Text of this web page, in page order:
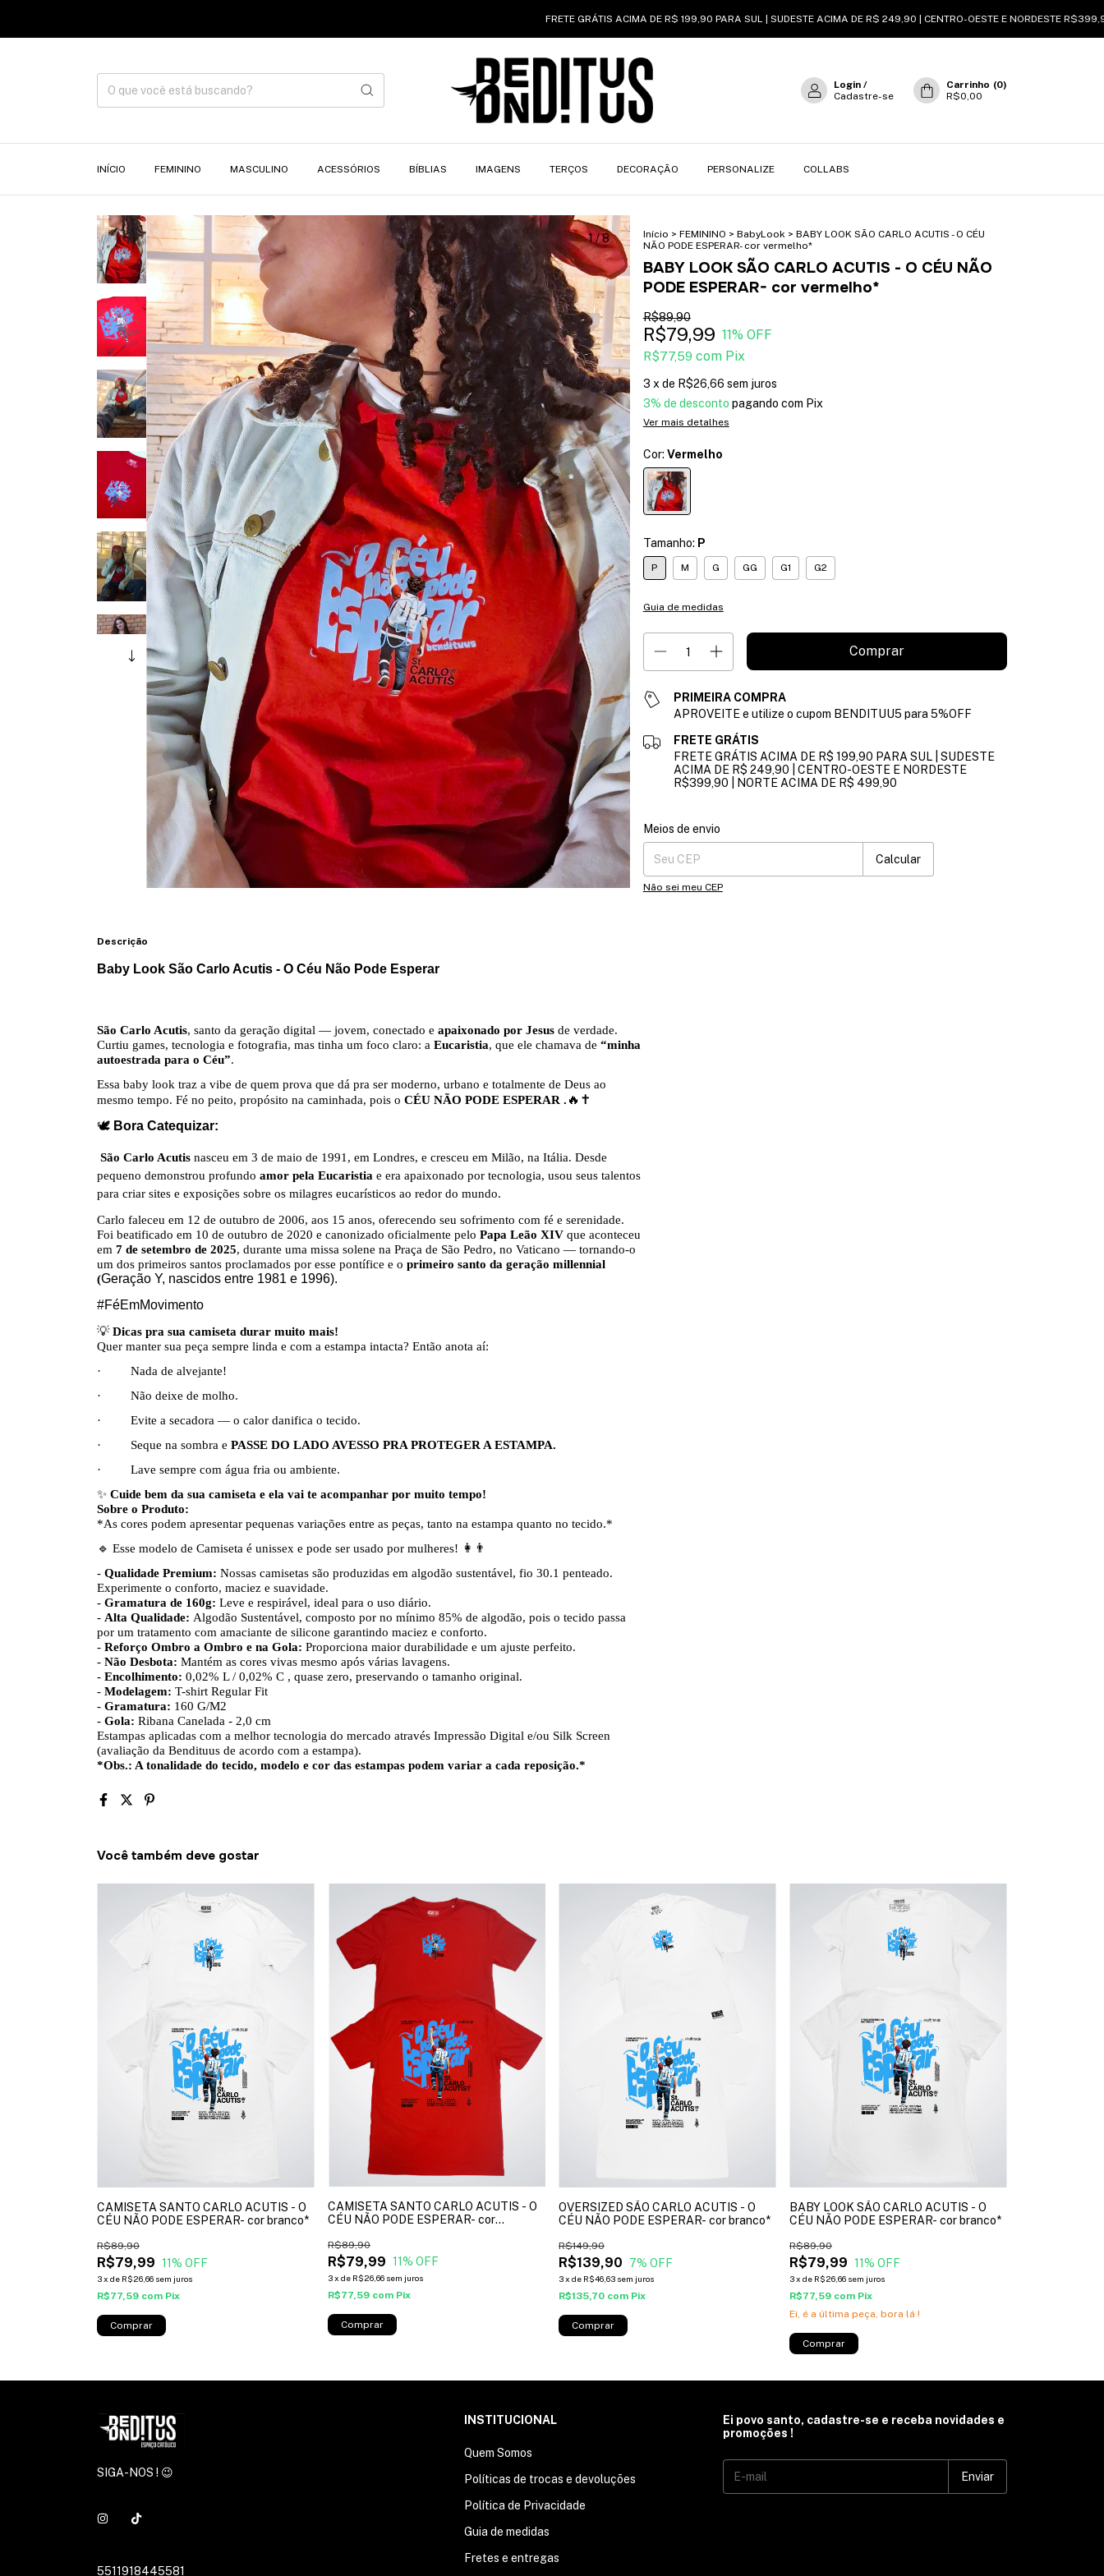
FRETE GRÁTIS ACIMA DE R$ 199,90 PARA SUL | SUDESTE ACIMA DE R$ 249,90 | CENTRO-OESTE E NORDESTE R$399,90 |
Login /
Cadastre-se
Carrinho (0)
R$0,00
INÍCIO FEMININO MASCULINO ACESSÓRIOS BÍBLIAS IMAGENS TERÇOS DECORAÇÃO PERSONALIZE COLLABS
1 /8 Início > FEMININO > BabyLook > BABY LOOK SÃO CARLO ACUTIS - O CÉU
NÃO PODE ESPERAR- cor vermelho*
BABY LOOK SÃO CARLO ACUTIS - O CÉU NÃO
PODE ESPERAR- cor vermelho*
R$89,90
R$79,99 11% OFF
R$77,59 com Pix
3 x de R$26,66 sem juros
3% de desconto pagando com Pix
Ver mais detalhes
Cor: Vermelho
Tamanho: P
P M G GG G1 G2
Guia de medidas
PRIMEIRA COMPRA
APROVEITE e utilize o cupom BENDITUU5 para 5%OFF
FRETE GRÁTIS
FRETE GRÁTIS ACIMA DE R$ 199,90 PARA SUL | SUDESTE
ACIMA DE R$ 249,90 | CENTRO-OESTE E NORDESTE
R$399,90 | NORTE ACIMA DE R$ 499,90
Entregas para o CEP:
Meios de envio
Calcular
Não sei meu CEP
Descrição
Baby Look São Carlo Acutis - O Céu Não Pode Esperar
São Carlo Acutis, santo da geração digital — jovem, conectado e apaixonado por Jesus de verdade.
Curtiu games, tecnologia e fotografia, mas tinha um foco claro: a Eucaristia, que ele chamava de “minha
autoestrada para o Céu”.
Essa baby look traz a vibe de quem prova que dá pra ser moderno, urbano e totalmente de Deus ao
mesmo tempo. Fé no peito, propósito na caminhada, pois o CÉU NÃO PODE ESPERAR . 🔥✝
🕊 Bora Catequizar:
São Carlo Acutis nasceu em 3 de maio de 1991, em Londres, e cresceu em Milão, na Itália. Desde
pequeno demonstrou profundo amor pela Eucaristia e era apaixonado por tecnologia, usou seus talentos
para criar sites e exposições sobre os milagres eucarísticos ao redor do mundo.
Carlo faleceu em 12 de outubro de 2006, aos 15 anos, oferecendo seu sofrimento com fé e serenidade.
Foi beatificado em 10 de outubro de 2020 e canonizado oficialmente pelo Papa Leão XIV que aconteceu
em 7 de setembro de 2025, durante uma missa solene na Praça de São Pedro, no Vaticano — tornando-o
um dos primeiros santos proclamados por esse pontífice e o primeiro santo da geração millennial
(Geração Y, nascidos entre 1981 e 1996).
#FéEmMovimento
💡 Dicas pra sua camiseta durar muito mais!
Quer manter sua peça sempre linda e com a estampa intacta? Então anota aí:
· Nada de alvejante!
· Não deixe de molho.
· Evite a secadora — o calor danifica o tecido.
· Seque na sombra e PASSE DO LADO AVESSO PRA PROTEGER A ESTAMPA.
· Lave sempre com água fria ou ambiente.
✨ Cuide bem da sua camiseta e ela vai te acompanhar por muito tempo!
Sobre o Produto:
*As cores podem apresentar pequenas variações entre as peças, tanto na estampa quanto no tecido.*
🔹 Esse modelo de Camiseta é unissex e pode ser usado por mulheres! 👩👨
- Qualidade Premium: Nossas camisetas são produzidas em algodão sustentável, fio 30.1 penteado.
Experimente o conforto, maciez e suavidade.
- Gramatura de 160g: Leve e respirável, ideal para o uso diário.
- Alta Qualidade: Algodão Sustentável, composto por no mínimo 85% de algodão, pois o tecido passa
por um tratamento com amaciante de silicone garantindo maciez e conforto.
- Reforço Ombro a Ombro e na Gola: Proporciona maior durabilidade e um ajuste perfeito.
- Não Desbota: Mantém as cores vivas mesmo após várias lavagens.
- Encolhimento: 0,02% L / 0,02% C , quase zero, preservando o tamanho original.
- Modelagem: T-shirt Regular Fit
- Gramatura: 160 G/M2
- Gola: Ribana Canelada - 2,0 cm
Estampas aplicadas com a melhor tecnologia do mercado através Impressão Digital e/ou Silk Screen
(avaliação da Bendituus de acordo com a estampa).
*Obs.: A tonalidade do tecido, modelo e cor das estampas podem variar a cada reposição.*
Você também deve gostar
CAMISETA SANTO CARLO ACUTIS - O
CÉU NÃO PODE ESPERAR- cor branco*
R$79,99
R$89,90
11% OFF
3x de R$26,66 sem juros
R$77,59 com Pix
Comprar
CAMISETA SANTO CARLO ACUTIS - O
CÉU NÃO PODE ESPERAR- cor
R$79,99
R$89,90
11% OFF
3x de R$26,66 sem juros
R$77,59 com Pix
Comprar
OVERSIZED SÃO CARLO ACUTIS - O
CÉU NÃO PODE ESPERAR- cor branco*
R$139,90
R$149,90
7% OFF
3x de R$46,63 sem juros
R$135,70 com Pix
Comprar
BABY LOOK SÃO CARLO ACUTIS - O
CÉU NÃO PODE ESPERAR- cor branco*
R$79,99
R$89,90
11% OFF
3x de R$26,66 sem juros
R$77,59 com Pix
Ei, é a última peça, bora lá !
Comprar
SIGA-NOS ! 😉
5511918445581
INSTITUCIONAL
Quem Somos
Políticas de trocas e devoluções
Política de Privacidade
Guia de medidas
Fretes e entregas
Ei povo santo, cadastre-se e receba novidades e
promoções !